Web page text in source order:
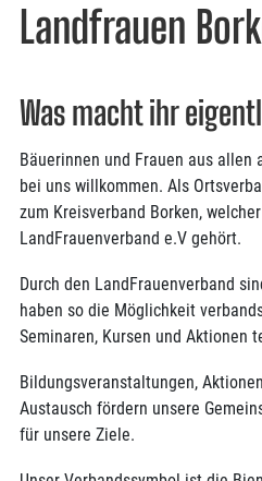
Landfrauen
Was macht ihr
Bäuerinnen und Frauen aus allen
bei uns willkommen. Als
zum Kreisverband Borken,
LandFrauenverband e.V gehört.
Durch den LandFrauenverband
haben so die Möglichkeit
Seminaren, Kursen und Aktionen
Bildungsveranstaltungen,
Austausch fördern unsere
für unsere Ziele.